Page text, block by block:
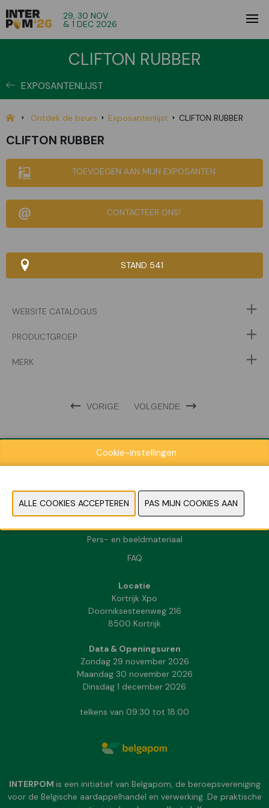
29, 30 NOV
& 1 DEC 2026
CLIFTON RUBBER
EXPOSANTENLIJST
Ontdek de beurs Exposantenlijst CLIFTON RUBBER
CLIFTON RUBBER
TOEVOEGEN AAN MIJN EXPOSANTEN
CONTACTEER ONS!
STAND 541
WEBSITE CATALOGUS
PRODUCTGROEP
MERK
VORIGE VOLGENDE
Praktische informatie
Pers- en beeldmateriaal
FAQ
Locatie
Kortrijk Xpo
Doorniksesteenweg 216
8500 Kortrijk
Data & Openingsuren
Zondag 29 november 2026
Maandag 30 november 2026
Dinsdag 1 december 2026
telkens van 09:30 tot 18:00
INTERPOM is een initiatief van Belgapom, de beroepsvereniging
voor de Belgische aardappelhandel en verwerking. De praktische
Cookie-instellingen